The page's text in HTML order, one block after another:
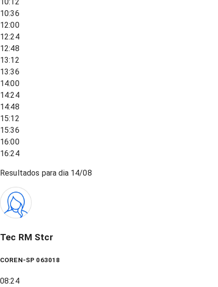
10:36
12:00
12:24
12:48
13:12
13:36
14:00
14:24
14:48
15:12
15:36
16:00
16:24
Resultados para dia 14/08
Tec RM Stcr
COREN-SP 063018
08:24